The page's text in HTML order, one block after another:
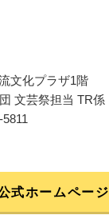
文化プラザ1階
文芸祭担当 TR係
式ホームページ